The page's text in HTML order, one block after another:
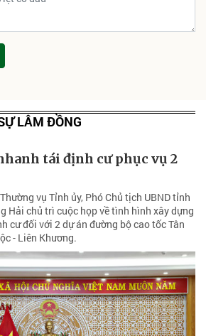
LÂM ĐỒNG
tái định cư phục vụ 2
vụ Tỉnh ủy, Phó Chủ tịch UBND tỉnh
Hải chủ trì cuộc họp về tình hình xây dựng
cư đối với 2 dự án đường bộ cao tốc Tân
- Liên Khương.